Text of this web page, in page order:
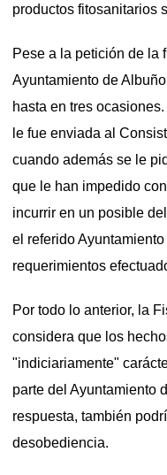
productos fitosanitarios
Pese a la petición de la
Ayuntamiento de
hasta en tres
le fue enviada al
cuando además se le
que le han impedido
incurrir en un posible
el referido
requerimientos
Por todo lo anterior, la
considera que los
"indiciariamente"
parte del Ayuntamiento
respuesta, también
desobediencia.